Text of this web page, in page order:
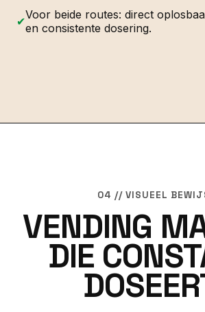
✔Voor beide routes: direct
en consistente dosering.
04 // VISUEEL
VENDING
DIE